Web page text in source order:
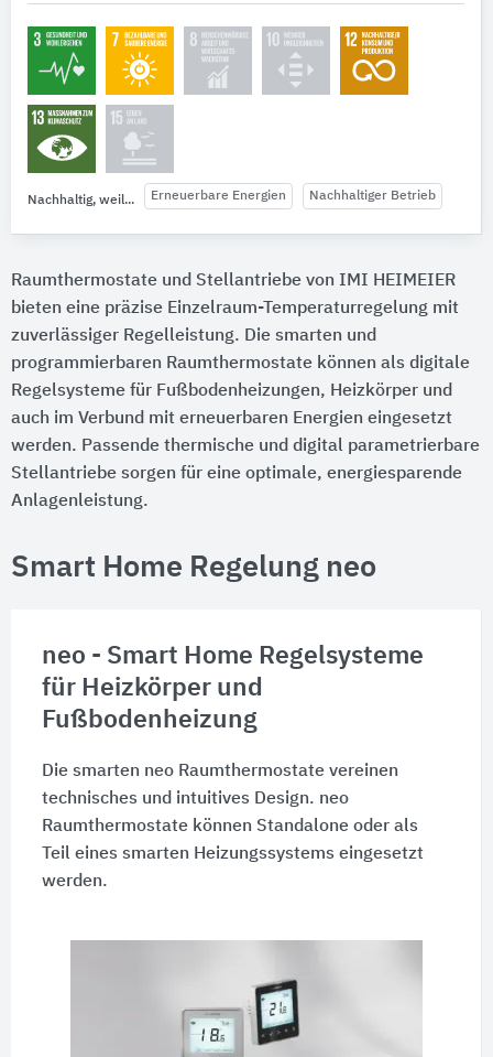
Nachhaltig, weil... Erneuerbare Energien Nachhaltiger Betrieb
Raumthermostate und Stellantriebe von IMI HEIMEIER
bieten eine präzise Einzelraum-Temperaturregelung mit
zuverlässiger Regelleistung. Die smarten und
programmierbaren Raumthermostate können als digitale
Regelsysteme für Fußbodenheizungen, Heizkörper und
auch im Verbund mit erneuerbaren Energien eingesetzt
werden. Passende thermische und digital parametrierbare
Stellantriebe sorgen für eine optimale, energiesparende
Anlagenleistung.
Smart Home Regelung neo
neo - Smart Home Regelsysteme
für Heizkörper und
Fußbodenheizung
Die smarten neo Raumthermostate vereinen
technisches und intuitives Design. neo
Raumthermostate können Standalone oder als
Teil eines smarten Heizungssystems eingesetzt
werden.